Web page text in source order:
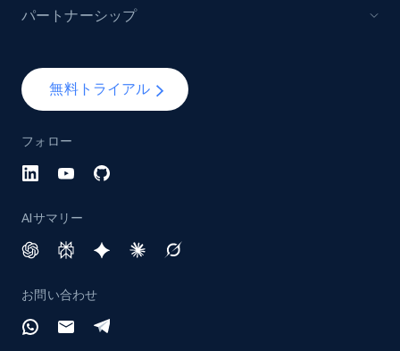
無料トライアル
フォロー
AIサマリー
お問い合わせ
パートナーシップ